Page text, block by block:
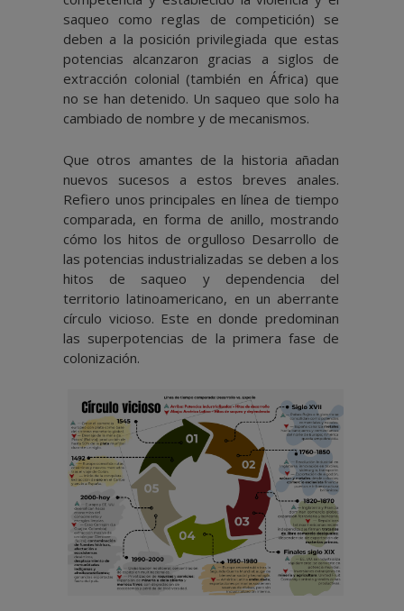
saqueo como reglas de competición) se
deben a la posición privilegiada que estas
potencias alcanzaron gracias a siglos de
extracción colonial (también en África) que
no se han detenido. Un saqueo que solo ha
cambiado de nombre y de mecanismos.
Que otros amantes de la historia añadan
nuevos sucesos a estos breves anales.
Refiero unos principales en línea de tiempo
comparada, en forma de anillo, mostrando
cómo los hitos de orgulloso Desarrollo de
las potencias industrializadas se deben a los
hitos de saqueo y dependencia del
territorio latinoamericano, en un aberrante
círculo vicioso. Este en donde predominan
las superpotencias de la primera fase de
colonización.